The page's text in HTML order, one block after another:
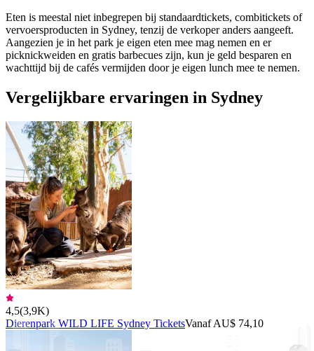
Eten is meestal niet inbegrepen bij standaardtickets, combitickets of
vervoersproducten in Sydney, tenzij de verkoper anders aangeeft.
Aangezien je in het park je eigen eten mee mag nemen en er
picknickweiden en gratis barbecues zijn, kun je geld besparen en
wachttijd bij de cafés vermijden door je eigen lunch mee te nemen.
Vergelijkbare ervaringen in Sydney
4,5(3,9K)
Dierenpark WILD LIFE Sydney TicketsVanaf AU$ 74,10